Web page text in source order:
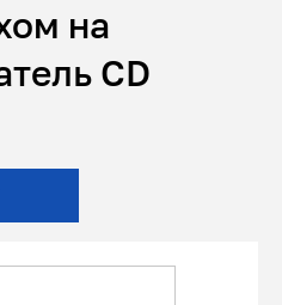
на
CD